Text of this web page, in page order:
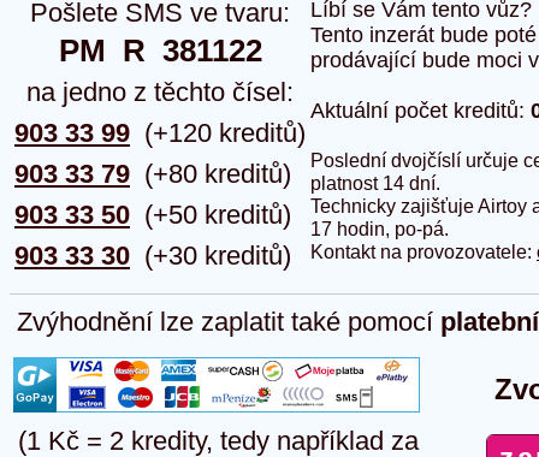
Pošlete SMS ve tvaru:
PM  R  381122
na jedno z těchto čísel:
903 33 99
903 33 79
903 33 50
903 33 30
(+120 kreditů)
(+80 kreditů)
(+50 kreditů)
(+30 kreditů)
Líbí se Vám tento
Tento inzerát bude
prodávající bude moci
Aktuální počet kreditů:
Poslední dvojčíslí určuje
platnost 14 dní.
Technicky zajišťuje Airtoy
17 hodin, po-pá.
Kontakt na provozovatele:
Zvýhodnění lze zaplatit také pomocí
(1 Kč = 2 kredity, tedy například za